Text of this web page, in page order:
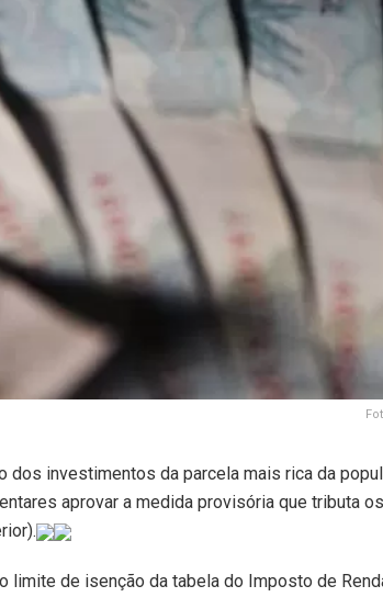
dos investimentos da parcela mais rica da
aprovar a medida provisória que tributa
limite de isenção da tabela do Imposto de